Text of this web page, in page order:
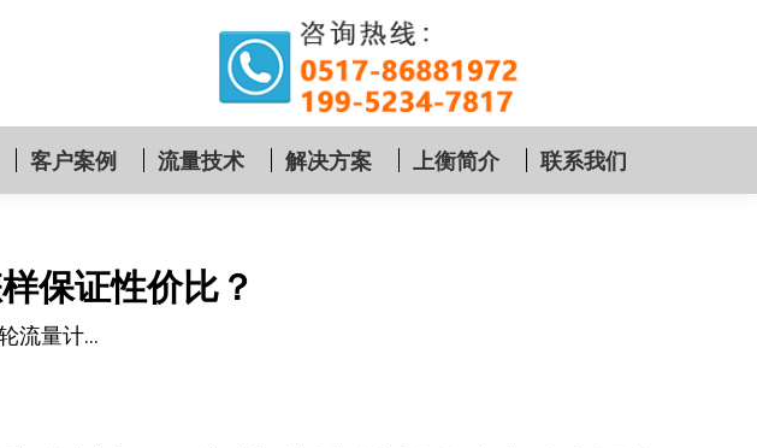
客户案例 流量技术 解决方案 上衡简介 联系我们
保证性价比？
流量计…